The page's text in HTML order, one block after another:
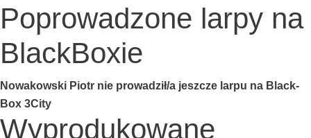
Poprowadzone larpy na
BlackBoxie
Nowa­kow­ski Piotr nie prowadził/a jesz­cze lar­pu na Black­
Box 3City
Wyprodukowane